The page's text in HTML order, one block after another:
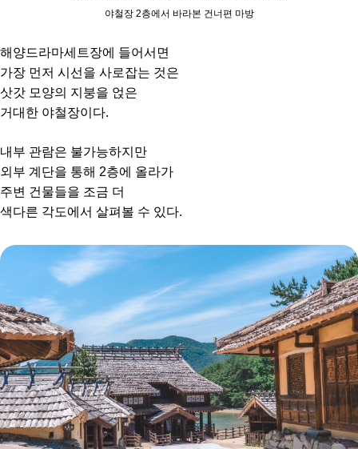
야철장 2층에서 바라본 건너편 마방
해양드라마세트장에 들어서면
가장 먼저 시선을 사로잡는 것은
삿갓 모양의 지붕을 얹은
거대한 야철장이다.
내부 관람은 불가능하지만
외부 계단을 통해 2층에 올라가
주변 건물들을 조금 더
색다른 각도에서 살펴볼 수 있다.